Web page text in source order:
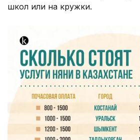
школ или на кружки.